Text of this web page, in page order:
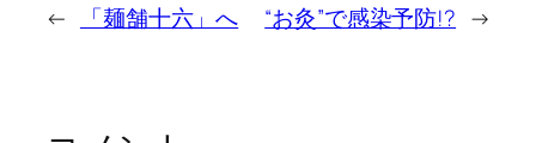
← 「麺舗十六」へ “お灸”で感染予防!? →